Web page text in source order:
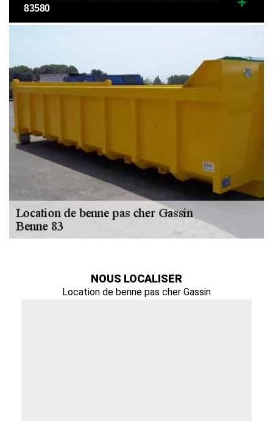
83580
NOUS LOCALISER
Location de benne pas cher Gassin